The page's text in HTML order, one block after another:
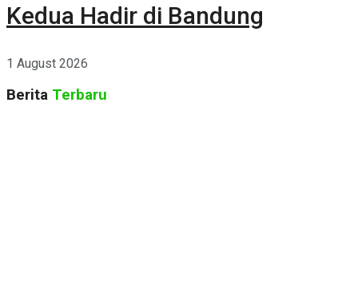
Kedua Hadir di Bandung
1 August 2026
Berita Terbaru